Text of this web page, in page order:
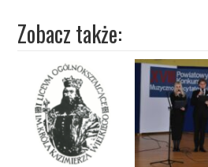
Zobacz także: